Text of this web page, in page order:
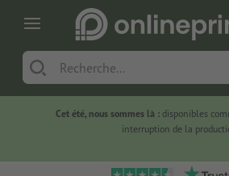
Cet été, nous sommes là :disponibles
interruption de la